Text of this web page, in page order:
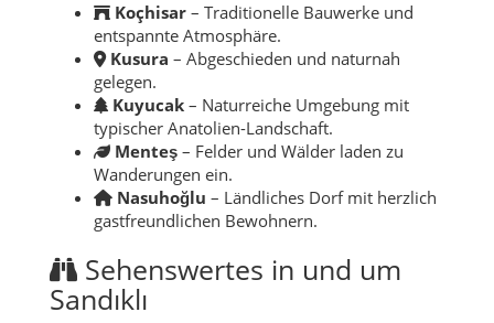
Koçhisar – Traditionelle Bauwerke und
entspannte Atmosphäre.
Kusura – Abgeschieden und naturnah
gelegen.
Kuyucak – Naturreiche Umgebung mit
typischer Anatolien-Landschaft.
Menteş – Felder und Wälder laden zu
Wanderungen ein.
Nasuhoğlu – Ländliches Dorf mit herzlich
gastfreundlichen Bewohnern.
Sehenswertes in und um
Sandıklı